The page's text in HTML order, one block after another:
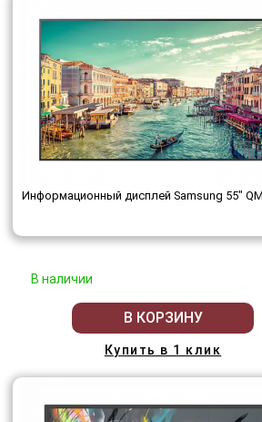
Информационный дисплей Samsung 55"
В наличии
В КОРЗИНУ
Купить в 1 клик